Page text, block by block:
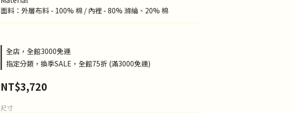
面料：外層布料 - 100% 棉 / 內裡 - 80% 滌綸、20% 棉
全店，全館3000免運
指定分類，換季SALE，全館75折 (滿3000免運)
NT$3,720
尺寸